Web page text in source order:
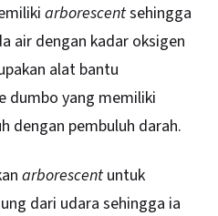
arborescentsehingga
air dengan kadar oksigen
alat bantu
dumbo yang memiliki
dengan pembuluh darah.
arborescent untuk
dari udara sehingga ia